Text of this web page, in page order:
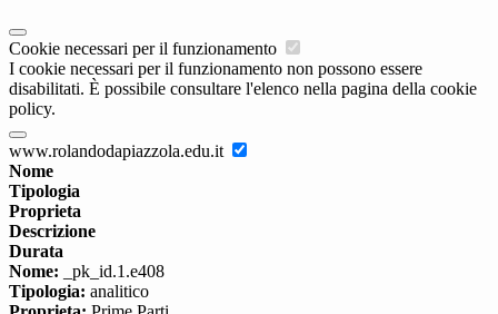
Cookie necessari per il funzionamento
I cookie necessari per il funzionamento non possono essere
disabilitati. È possibile consultare l'elenco nella pagina della cookie
policy.
www.rolandodapiazzola.edu.it
Nome
Tipologia
Proprieta
Descrizione
Durata
Nome: _pk_id.1.e408
Tipologia: analitico